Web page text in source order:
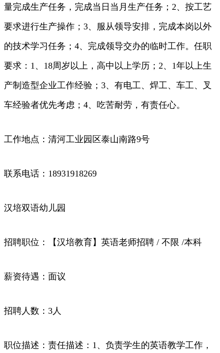
量完成生产任务，完成当日当月生产任务；2、按工艺
要求进行生产操作；3、服从领导安排，完成本岗以外
的技术学习任务；4、完成领导交办的临时工作。任职
要求：1、18周岁以上，高中以上学历；2、1年以上生
产制造型企业工作经验；3、有电工、焊工、车工、叉
车经验者优先考虑；4、吃苦耐劳，有责任心。
工作地点：清河工业园区泰山南路9号
联系电话：18931918269
汉培双语幼儿园
招聘职位：【汉培教育】英语老师招聘 / 不限 /本科
薪资待遇：面议
招聘人数：3人
职位描述：责任描述：1、负责学生的英语教学工作，